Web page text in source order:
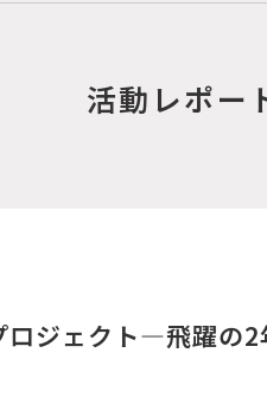
活動レポー
ロジェクト―飛躍の2